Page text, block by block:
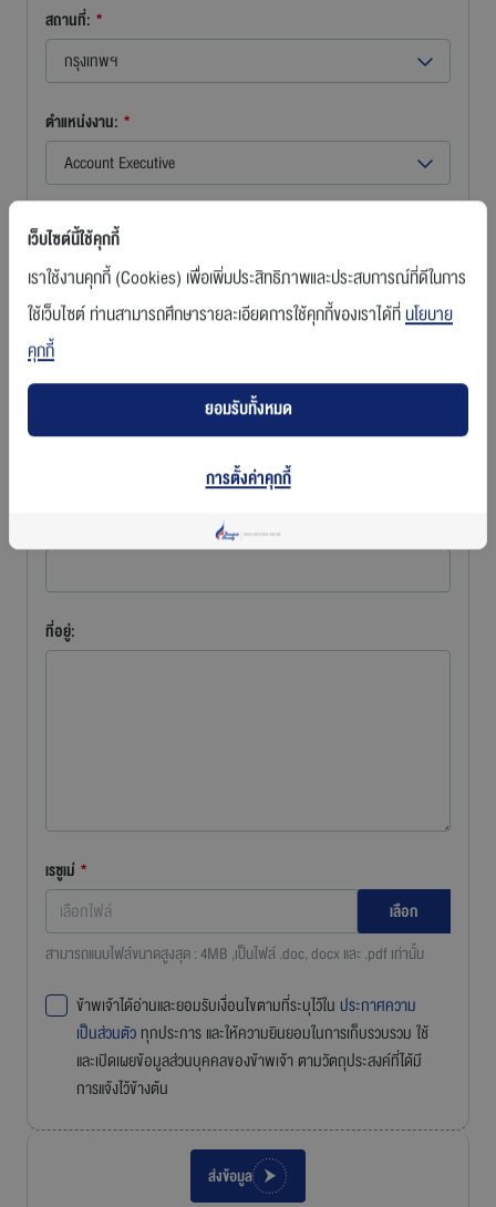
ติดต่อเรา
สายการบินบางกอกแอร์เวย์ส
สถานที่: *
กรุงเทพฯ
ตำแหน่งงาน: *
Account Executive
ชื่อ *
นามสกุล*
ที่อยู่:
เรซูเม่ *
เลือกไฟล์
สามารถแนบไฟล์ขนาดสูงสุด : 4MB ,เป็นไฟล์ .doc, docx และ .pdf เท่านั้น
ข้าพเจ้าได้อ่านและยอมรับเงื่อนไขตามที่ระบุไว้ใน ประกาศความ
เป็นส่วนตัว ทุกประการ และให้ความยินยอมในการเก็บรวบรวม ใช้
และเปิดเผยข้อมูลส่วนบุคคลของข้าพเจ้า ตามวัตถุประสงค์ที่ได้มี
การแจ้งไว้ข้างต้น
ส่งข้อมูล
เว็บไซต์นี้ใช้คุกกี้
เราใช้งานคุกกี้ (Cookies) เพื่อเพิ่มประสิทธิภาพและประสบการณ์ที่ดีในการ
ใช้เว็บไซต์ ท่านสามารถศึกษารายละเอียดการใช้คุกกี้ของเราได้ที่นโยบาย
คุกกี้
ยอมรับทั้งหมด
การตั้งค่าคุกกี้